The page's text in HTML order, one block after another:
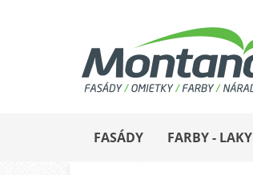
FASÁDY FARBY - LAKY